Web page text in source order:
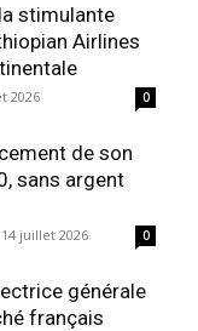
stimulante
Airlines
2026 0
de son
sans argent
14 juillet 2026 0
générale
français